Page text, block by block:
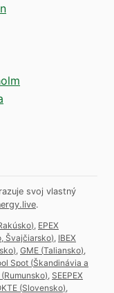
svoj vlastný
.
) EPEX
Švajčiarsko) IBEX
) GME (Taliansko)
Spot (Škandinávia a
(Rumunsko) SEEPEX
(Slovensko)